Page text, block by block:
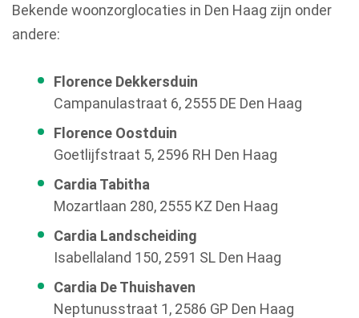
Bekende woonzorglocaties in Den Haag zijn onder
andere:
Florence Dekkersduin
Campanulastraat 6, 2555 DE Den Haag
Florence Oostduin
Goetlijfstraat 5, 2596 RH Den Haag
Cardia Tabitha
Mozartlaan 280, 2555 KZ Den Haag
Cardia Landscheiding
Isabellaland 150, 2591 SL Den Haag
Cardia De Thuishaven
Neptunusstraat 1, 2586 GP Den Haag